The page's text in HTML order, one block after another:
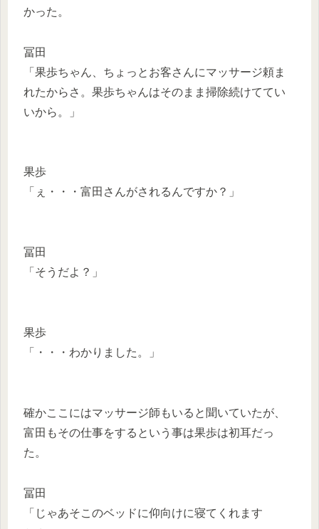
かった。
冨田
「果歩ちゃん、ちょっとお客さんにマッサージ頼ま
れたからさ。果歩ちゃんはそのまま掃除続けててい
いから。」
果歩
「ぇ・・・富田さんがされるんですか？」
冨田
「そうだよ？」
果歩
「・・・わかりました。」
確かここにはマッサージ師もいると聞いていたが、
富田もその仕事をするという事は果歩は初耳だっ
た。
冨田
「じゃあそこのベッドに仰向けに寝てくれます